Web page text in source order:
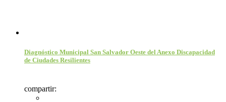
Diagnóstico Municipal San Salvador Oeste del Anexo Discapacidad
de Ciudades Resilientes
compartir: